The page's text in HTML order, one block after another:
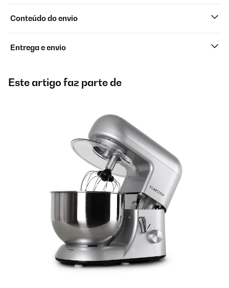
Conteúdo do envio
Entrega e envio
Este artigo faz parte de